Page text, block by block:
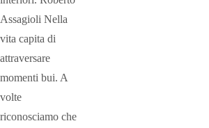
Assagioli Nella
vita capita di
attraversare
momenti bui. A
volte
riconosciamo che